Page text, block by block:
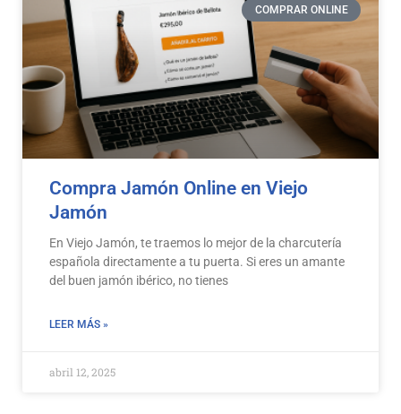
COMPRAR ONLINE
Compra Jamón Online en Viejo
Jamón
En Viejo Jamón, te traemos lo mejor de la charcutería
española directamente a tu puerta. Si eres un amante
del buen jamón ibérico, no tienes
LEER MÁS »
abril 12, 2025